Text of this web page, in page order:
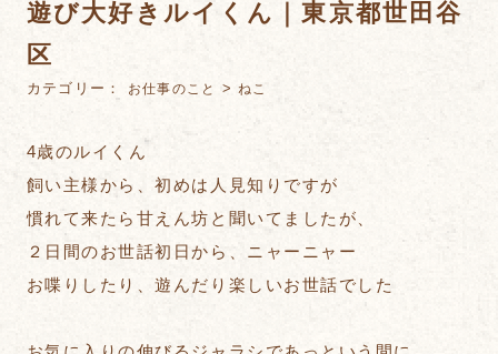
遊び大好きルイくん｜東京都世田谷
区
カテゴリー： お仕事のこと >ねこ
4歳のルイくん
飼い主様から、初めは人見知りですが
慣れて来たら甘えん坊と聞いてましたが、
２日間のお世話初日から、ニャーニャー
お喋りしたり、遊んだり楽しいお世話でした